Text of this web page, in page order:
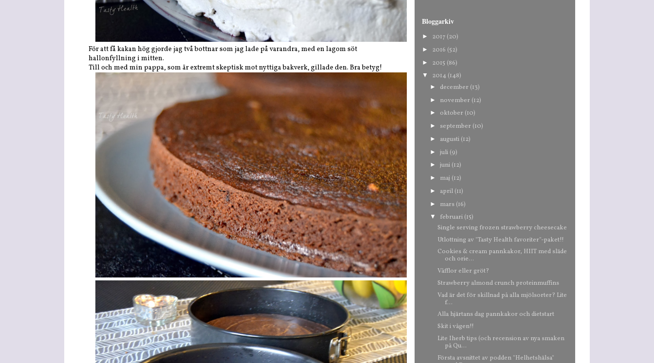
För att få kakan hög gjorde jag två bottnar som jag lade på varandra, med en lagom söt
hallonfyllning i mitten.
Till och med min pappa, som är extremt skeptisk mot nyttiga bakverk, gillade den. Bra betyg!
Bloggarkiv
► 2017 (20)
► 2016 (52)
► 2015 (86)
▼ 2014 (148)
► december (13)
► november (12)
► oktober (10)
► september (10)
► augusti (12)
► juli (9)
► juni (12)
► maj (12)
► april (11)
► mars (16)
▼ februari (15)
Single serving frozen strawberry cheesecake
Utlottning av "Tasty Health favoriter"-paket!!
Cookies & cream pannkakor, HIIT med släde
och orie...
Våfflor eller gröt?
Strawberry almond crunch proteinmuffins
Vad är det för skillnad på alla mjölsorter? Lite
f...
Alla hjärtans dag pannkakor och dietstart
Skit i vågen!!
Lite Iherb tips (och recension av nya smaken
på Qu...
Första avsnittet av podden "Helhetshälsa"